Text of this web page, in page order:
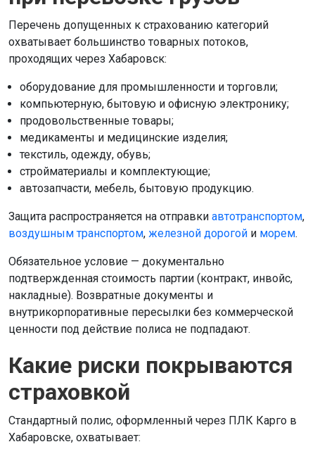
Перечень допущенных к страхованию категорий
охватывает большинство товарных потоков,
проходящих через Хабаровск:
оборудование для промышленности и торговли;
компьютерную, бытовую и офисную электронику;
продовольственные товары;
медикаменты и медицинские изделия;
текстиль, одежду, обувь;
стройматериалы и комплектующие;
автозапчасти, мебель, бытовую продукцию.
Защита распространяется на отправки автотранспортом,
воздушным транспортом, железной дорогой и морем.
Обязательное условие — документально
подтвержденная стоимость партии (контракт, инвойс,
накладные). Возвратные документы и
внутрикорпоративные пересылки без коммерческой
ценности под действие полиса не подпадают.
Какие риски покрываются
страховкой
Стандартный полис, оформленный через ПЛК Карго в
Хабаровске, охватывает: